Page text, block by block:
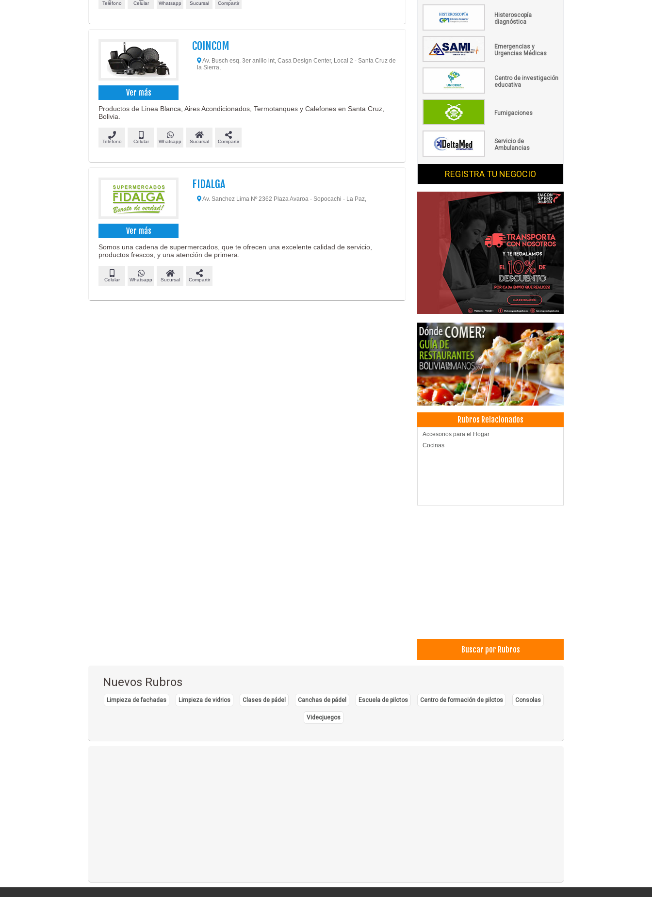
Teléfono Celular Whatsapp Sucursal Compartir
Ver más
COINCOM
Av. Busch esq. 3er anillo int, Casa Design Center, Local 2 - Santa Cruz de
la Sierra,
Productos de Linea Blanca, Aires Acondicionados, Termotanques y Calefones en Santa Cruz,
Bolivia.
Teléfono Celular Whatsapp Sucursal Compartir
Ver más
FIDALGA
Av. Sanchez Lima Nº 2362 Plaza Avaroa - Sopocachi - La Paz,
Somos una cadena de supermercados, que te ofrecen una excelente calidad de servicio,
productos frescos, y una atención de primera.
Celular Whatsapp Sucursal Compartir
Histeroscopía
diagnóstica
Emergencias y
Urgencias Médicas
Centro de investigación
educativa
Fumigaciones
Servicio de
Ambulancias
REGISTRA TU NEGOCIO
Rubros Relacionados
Accesorios para el Hogar
Cocinas
Buscar por Rubros
Nuevos Rubros
Limpieza de fachadas Limpieza de vidrios Clases de pádel Canchas de pádel Escuela de pilotos Centro de formación de pilotos Consolas
Videojuegos